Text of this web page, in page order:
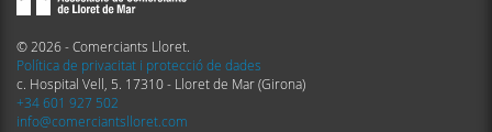
© 2026 - Comerciants Lloret.
Política de privacitat i protecció de dades
c. Hospital Vell, 5. 17310 - Lloret de Mar (Girona)
+34 601 927 502
info@comerciantslloret.com